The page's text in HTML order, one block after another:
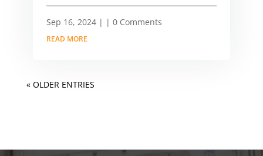
Sep 16, 2024| | 0 Comments
READ MORE
« OLDER ENTRIES